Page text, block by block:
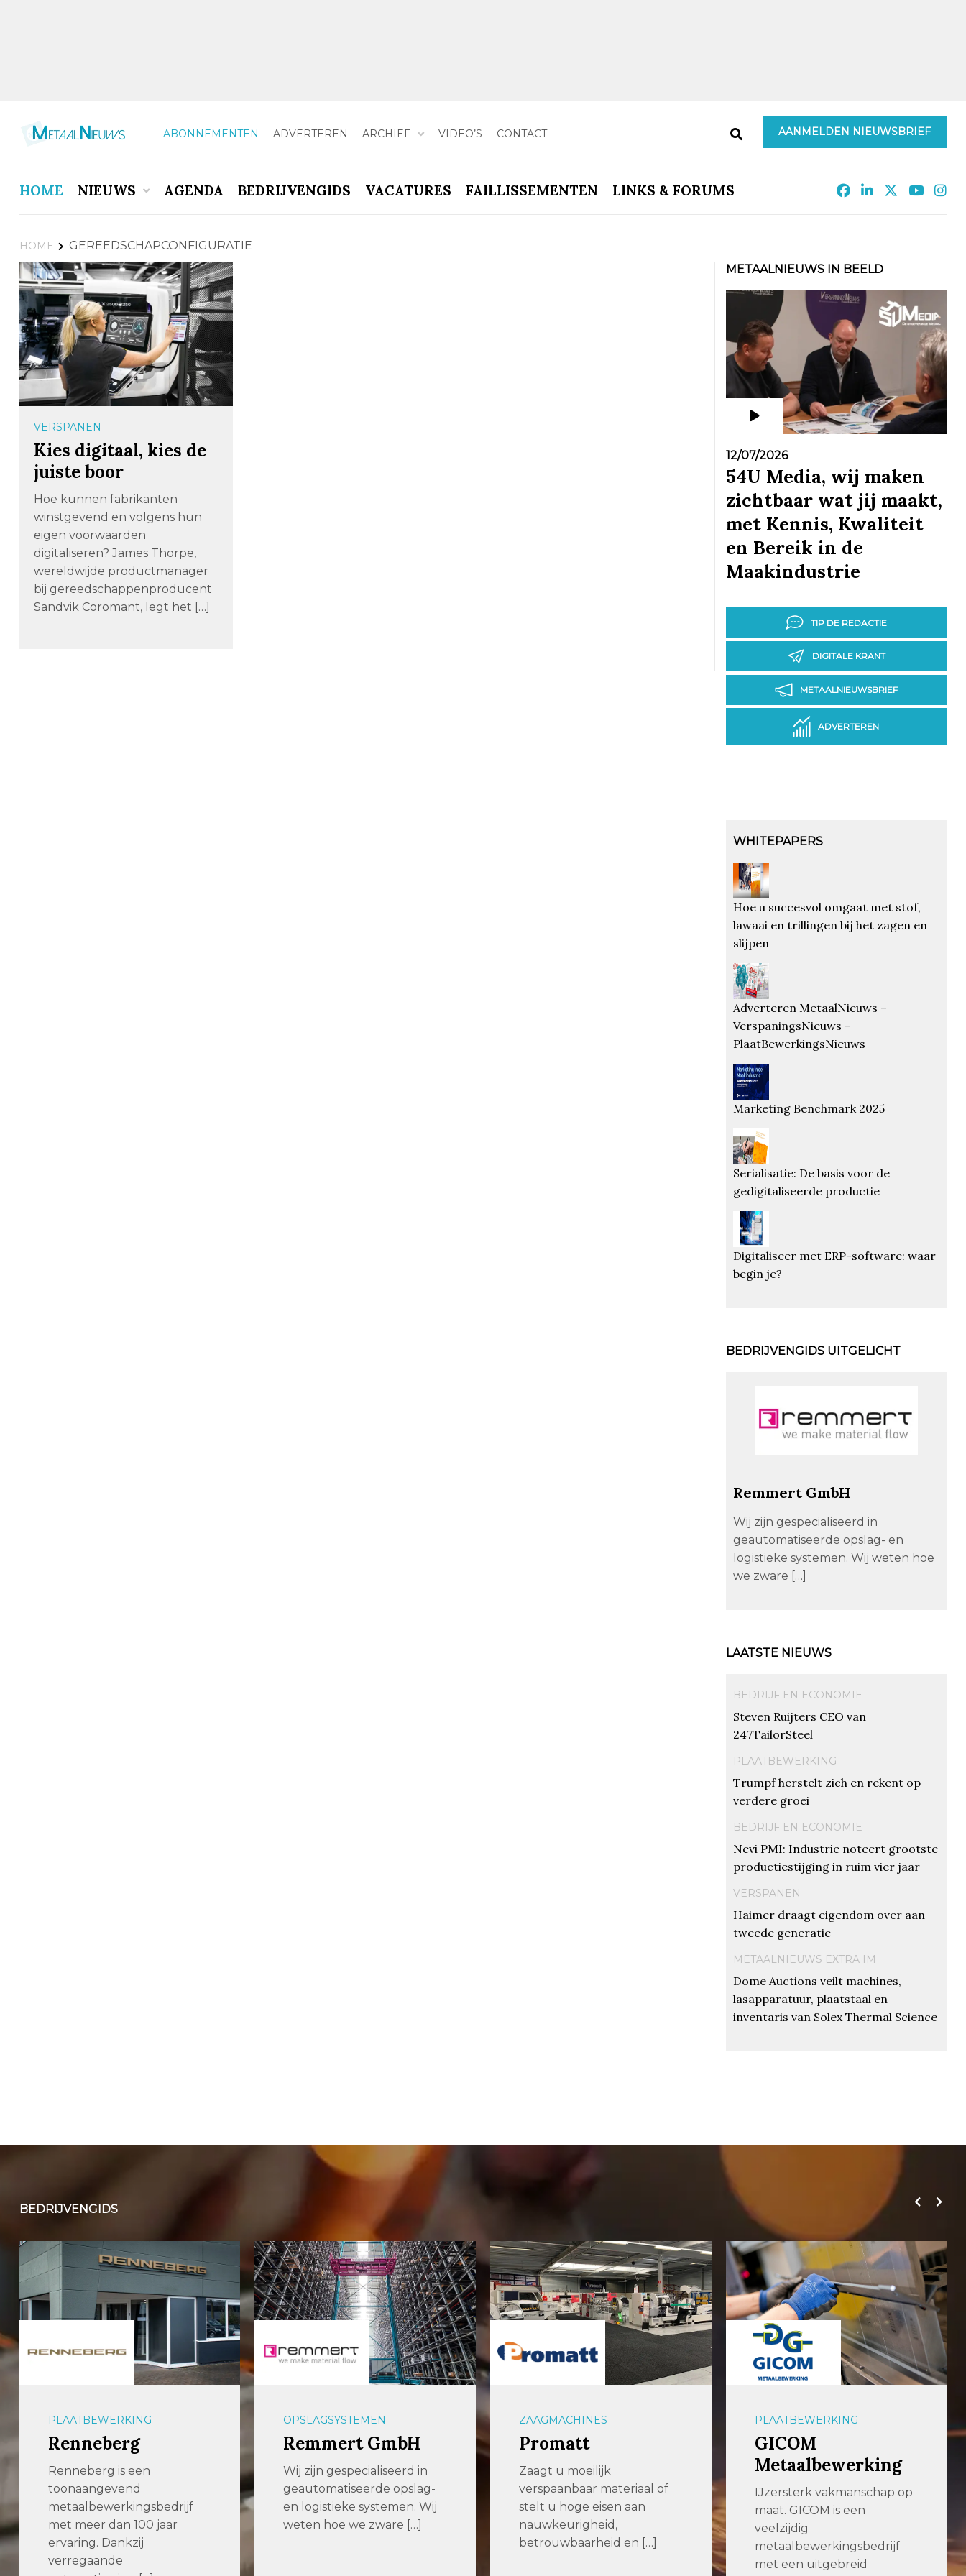
ABONNEMENTEN ADVERTEREN ARCHIEF VIDEO’S CONTACT AANMELDEN NIEUWSBRIEF
HOME NIEUWS AGENDA BEDRIJVENGIDS VACATURES FAILLISSEMENTEN LINKS & FORUMS
HOME GEREEDSCHAPCONFIGURATIE
VERSPANEN
Kies digitaal, kies de
juiste boor
Hoe kunnen fabrikanten
winstgevend en volgens hun
eigen voorwaarden
digitaliseren? James Thorpe,
wereldwijde productmanager
bij gereedschappenproducent
Sandvik Coromant, legt het […]
METAALNIEUWS IN BEELD
12/07/2026
54U Media, wij maken
zichtbaar wat jij maakt,
met Kennis, Kwaliteit
en Bereik in de
Maakindustrie
TIP DE REDACTIE
DIGITALE KRANT
METAALNIEUWSBRIEF
ADVERTEREN
WHITEPAPERS
Hoe u succesvol omgaat met stof,
lawaai en trillingen bij het zagen en
slijpen
Adverteren MetaalNieuws –
VerspaningsNieuws –
PlaatBewerkingsNieuws
Marketing Benchmark 2025
Serialisatie: De basis voor de
gedigitaliseerde productie
Digitaliseer met ERP-software: waar
begin je?
BEDRIJVENGIDS UITGELICHT
Remmert GmbH
Wij zijn gespecialiseerd in
geautomatiseerde opslag- en
logistieke systemen. Wij weten hoe
we zware […]
LAATSTE NIEUWS
BEDRIJF EN ECONOMIE
Steven Ruijters CEO van
247TailorSteel
PLAATBEWERKING
Trumpf herstelt zich en rekent op
verdere groei
BEDRIJF EN ECONOMIE
Nevi PMI: Industrie noteert grootste
productiestijging in ruim vier jaar
VERSPANEN
Haimer draagt eigendom over aan
tweede generatie
METAALNIEUWS EXTRA IM
Dome Auctions veilt machines,
lasapparatuur, plaatstaal en
inventaris van Solex Thermal Science
BEDRIJVENGIDS
OPSLAGSYSTEMEN
Remmert GmbH
Wij zijn gespecialiseerd in
geautomatiseerde opslag-
en logistieke systemen. Wij
weten hoe we zware […]
ZAAGMACHINES
Promatt
Zaagt u moeilijk
verspaanbaar materiaal of
stelt u hoge eisen aan
nauwkeurigheid,
PLAATBEWERKING
GICOM
Metaalbewerking
IJzersterk vakmanschap op
maat. GICOM is een
veelzijdig
metaalbewerkingsbedrijf
AUTOMATISERING
Widenhorn
Hofleverancier Widenhorn is
als familiebedrijf al sinds 1919
actief als leverancier van
metaalbewerkings-
bedrijven en […]